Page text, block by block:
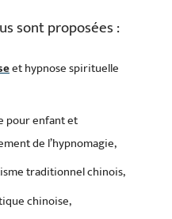
sont proposées :
et hypnose spirituelle
pour enfant et
de l’hypnomagie,
traditionnel chinois,
chinoise,